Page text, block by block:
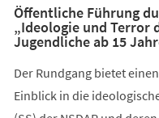
Öffentliche Führung
„Ideologie und Terror
Jugendliche ab 15
Der Rundgang bietet
Einblick in die